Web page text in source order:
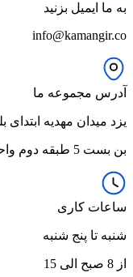
به ما ایمیل بزنید
info@kamangir.co
آدرس مجموعه ما
یزد میدان مهدیه ابتدای
بن بست 5 طبقه دوم واحد 202
ساعات کاری
شنبه تا پنج شنبه
از 8 صبح الی 15